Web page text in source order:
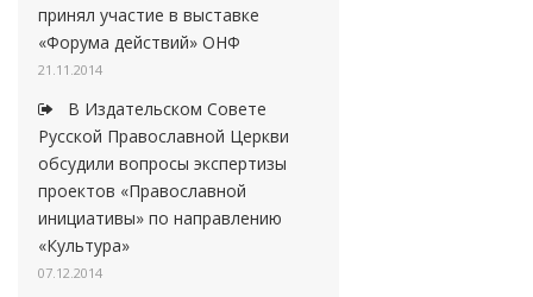
принял участие в выставке
«Форума действий» ОНФ
21.11.2014
В Издательском Совете
Русской Православной Церкви
обсудили вопросы экспертизы
проектов «Православной
инициативы» по направлению
«Культура»
07.12.2014